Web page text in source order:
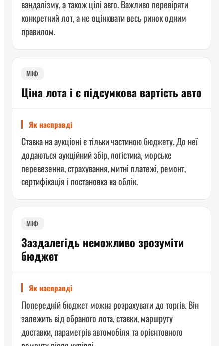
вандалізму, а також цілі авто. Важливо перевіряти
конкретний лот, а не оцінювати весь ринок одним
правилом.
МІФ
Ціна лота і є підсумкова вартість авто
Як насправді
Ставка на аукціоні є тільки частиною бюджету. До неї
додаються аукційний збір, логістика, морське
перевезення, страхування, митні платежі, ремонт,
сертифікація і постановка на облік.
МІФ
Заздалегідь неможливо зрозуміти
бюджет
Як насправді
Попередній бюджет можна розрахувати до торгів. Він
залежить від обраного лота, ставки, маршруту
доставки, параметрів автомобіля та орієнтовного